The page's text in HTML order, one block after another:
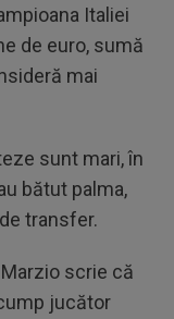
Italiei
de euro, sumă
mai
sunt mari, în
bătut palma,
transfer.
scrie că
jucător